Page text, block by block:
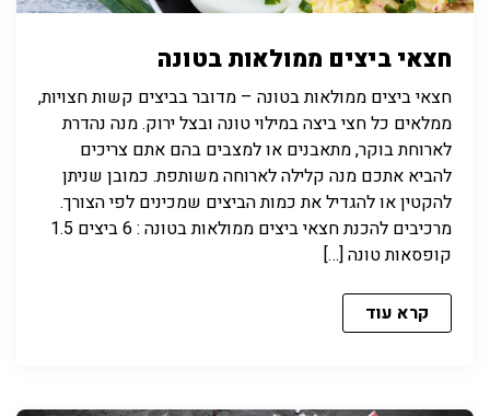
חצאי ביצים ממולאות בטונה
חצאי ביצים ממולאות בטונה – מדובר בביצים קשות חצויות,
ממלאים כל חצי ביצה במילוי טונה ובצל ירוק. מנה נהדרת
לארוחת בוקר, מתאבנים או למצבים בהם אתם צריכים
להביא אתכם מנה קלילה לארוחה משותפת. כמובן שניתן
להקטין או להגדיל את כמות הביצים שמכינים לפי הצורך.
מרכיבים להכנת חצאי ביצים ממולאות בטונה : 6 ביצים 1.5
קופסאות טונה […]
קרא עוד